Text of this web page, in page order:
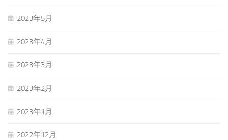
2023年5月
2023年4月
2023年3月
2023年2月
2023年1月
2022年12月